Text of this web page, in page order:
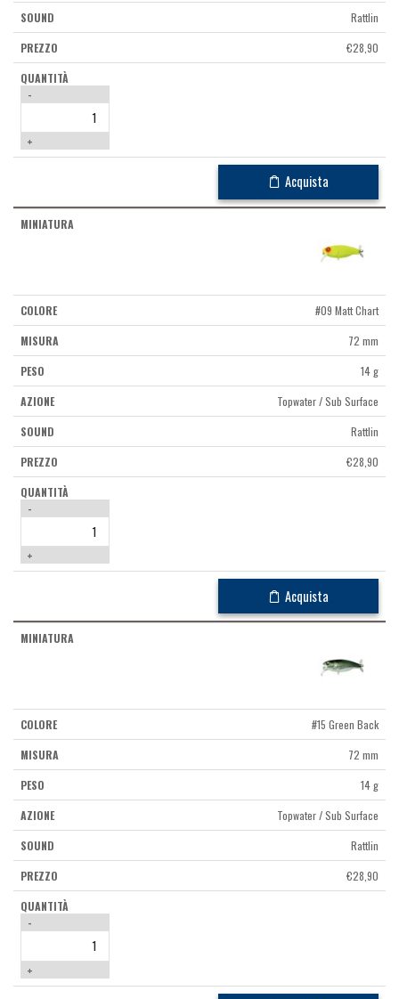
Rattlin
€28,90
-
+
Acquista
#09 Matt Chart
72 mm
14 g
Topwater / Sub Surface
Rattlin
€28,90
-
+
Acquista
#15 Green Back
72 mm
14 g
Topwater / Sub Surface
Rattlin
€28,90
-
+